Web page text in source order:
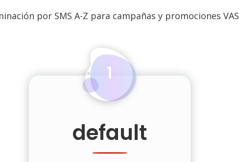
por SMS А-Z para campañas y promociones VAS
default